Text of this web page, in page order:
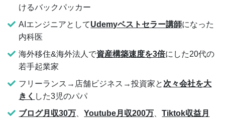
けるバックパッカー
AIエンジニアとしてUdemyベストセラー講師になった
内科医
海外移住&海外法人で資産構築速度を3倍にした20代の
若手起業家
フリーランス→店舗ビジネス→投資家と 次々会社を大
きく した3児のパパ
ブログ月収30万 、Youtube月収200万 、Tiktok収益月